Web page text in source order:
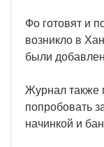
Фо готовят и
возникло в
были
Журнал также
попробовать
начинкой и